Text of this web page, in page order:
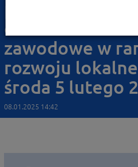
oraz kształcenie
zawodowe w
rozwoju
środa 5 lutego
08.01.2025 14:42